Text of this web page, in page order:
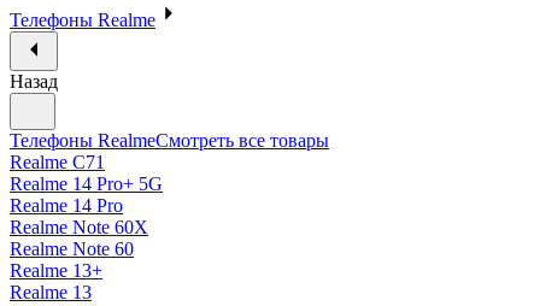
Телефоны Realme
Назад
Телефоны RealmeСмотреть все товары
Realme C71
Realme 14 Pro+ 5G
Realme 14 Pro
Realme Note 60X
Realme Note 60
Realme 13+
Realme 13